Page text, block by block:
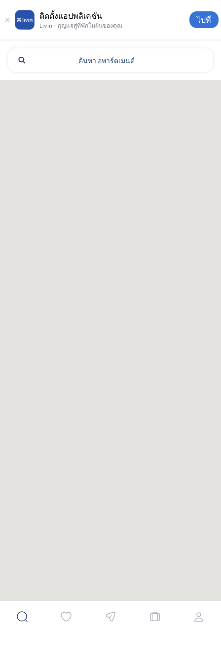
ติดตั้งแอปพลิเคชัน
Livin - กุญแจสู่ที่พักในฝันของคุณ
ไปที่
ค้นหา อพาร์ตเมนต์
เคียฟ: โรงแรมและที่พัก